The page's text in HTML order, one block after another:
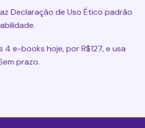
Declaração de Uso Ético padrão
4 e-books hoje, por R$127, e usa
prazo.